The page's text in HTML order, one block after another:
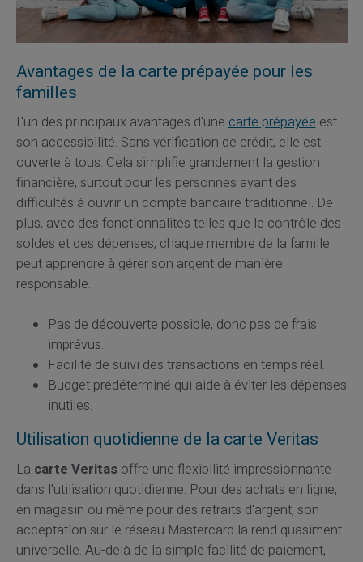
Avantages de la carte prépayée pour les
familles
L'un des principaux avantages d'unecarte prépayéeest
son accessibilité. Sans vérification de crédit, elle est
ouverte à tous. Cela simplifie grandement la gestion
financière, surtout pour les personnes ayant des
difficultés à ouvrir un compte bancaire traditionnel. De
plus, avec des fonctionnalités telles que le contrôle des
soldes et des dépenses, chaque membre de la famille
peut apprendre à gérer son argent de manière
responsable.
Pas de découverte possible, donc pas de frais
imprévus.
Facilité de suivi des transactions en temps réel.
Budget prédéterminé qui aide à éviter les dépenses
inutiles.
Utilisation quotidienne de la carte Veritas
La carte Veritasoffre une flexibilité impressionnante
dans l'utilisation quotidienne. Pour des achats en ligne,
en magasin ou même pour des retraits d'argent, son
acceptation sur le réseau Mastercard la rend quasiment
universelle. Au-delà de la simple facilité de paiement,